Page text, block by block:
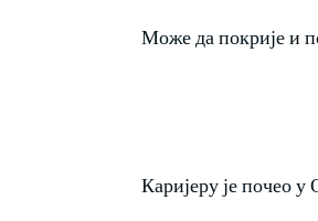
Може да покрије и
Каријеру је почео у